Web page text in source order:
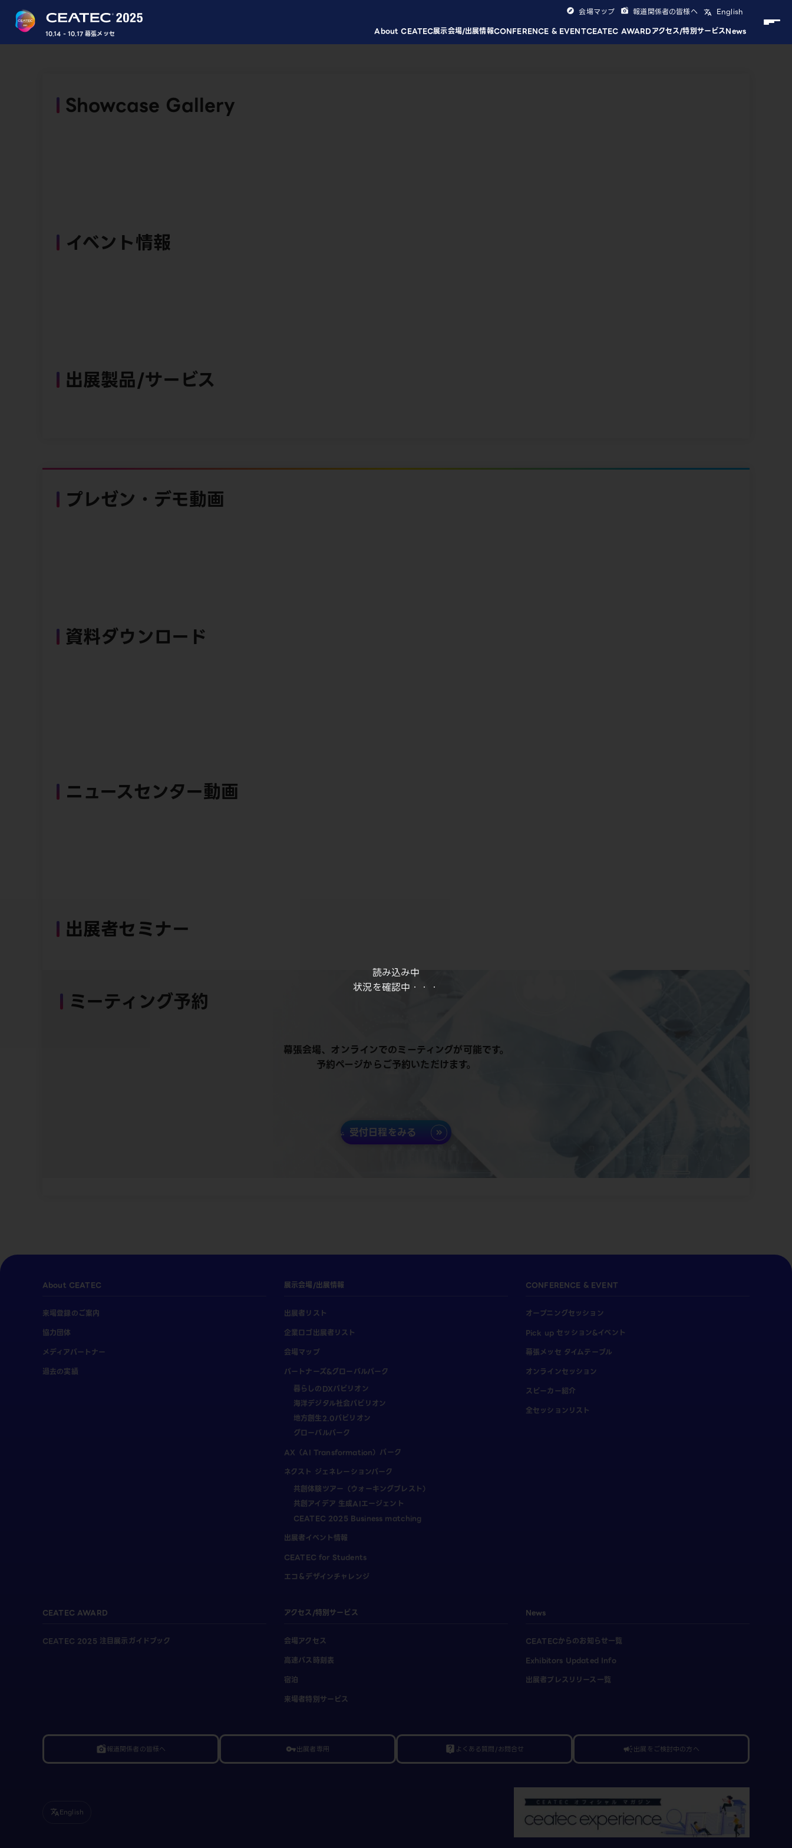
読み込み中
状況を確認中・・・
10.14 - 10.17 幕張メッセ About CEATEC展示会場/出展情報CONFERENCE & EVENTCEATEC AWARDアクセス/特別サービスNews
会場マップ 報道関係者の皆様へ English
Showcase Gallery
イベント情報
出展製品/サービス
プレゼン・デモ動画
資料ダウンロード
ニュースセンター動画
出展者セミナー
ミーティング予約
幕張会場、オンラインでのミーティングが可能です。
予約ページからご予約いただけます。
受付日程をみる
About CEATEC
来場登録のご案内
協力団体
メディアパートナー
過去の実績
展示会場/出展情報
出展者リスト
企業ロゴ出展者リスト
会場マップ
パートナーズ&グローバルパーク
暮らしのDXパビリオン
海洋デジタル社会パビリオン
地方創生2.0パビリオン
グローバルパーク
AX（AI Transformation）パーク
ネクスト ジェネレーションパーク
共創体験ツアー（ウォーキングブレスト）
共創アイデア 生成AIエージェント
CEATEC 2025 Business matching
出展者イベント情報
CEATEC for Students
エコ＆デザインチャレンジ
CONFERENCE & EVENT
オープニングセッション
Pick up セッション&イベント
幕張メッセ タイムテーブル
オンラインセッション
スピーカー紹介
全セッションリスト
CEATEC AWARD
CEATEC 2025 注目展示ガイドブック
アクセス/特別サービス
会場アクセス
高速バス時刻表
宿泊
来場者特別サービス
News
CEATECからのお知らせ一覧
Exhibitors Updated Info
出展者プレスリリース一覧
linked_camera報道関係者の皆様へ vpn_key出展者専用 live_help よくある質問/お問合せ campaign出展をご検討中の方へ
translateEnglish